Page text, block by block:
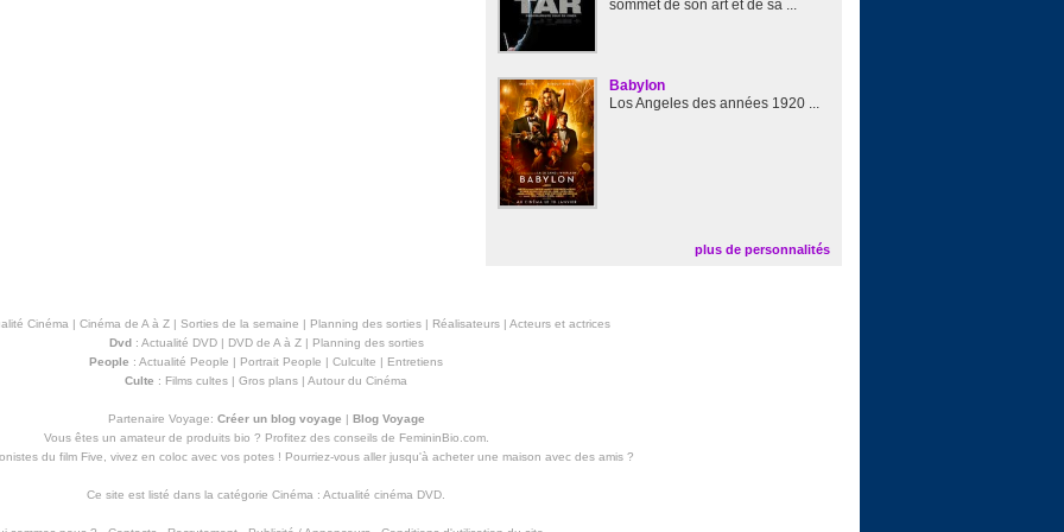
sommet de son art et de sa ...
Babylon
Los Angeles des années 1920 ...
plus de personnalités
Cinéma | Cinéma de A à Z| Sorties de la semaine | Planning des sorties| Réalisateurs| Acteurs et actrices
Dvd: Actualité DVD| DVD de A à Z| Planning des sorties
People : Actualité People | Portrait People | Culculte | Entretiens
Culte : Films cultes | Gros plans | Autour du Cinéma
Partenaire Voyage: Créer un blog voyage | Blog Voyage
Vous êtes un amateur de produits bio ? Profitez des conseils de FemininBio.com.
du film Five, vivez en coloc avec vos potes ! Pourriez-vous aller jusqu'à acheter une maison avec des amis?
Ce site est listé dans la catégorie Cinéma : Actualité cinéma DVD